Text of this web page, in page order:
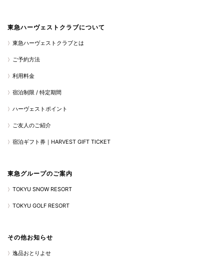
東急ハーヴェストクラブについて
東急ハーヴェストクラブとは
ご予約方法
利用料金
宿泊制限 / 特定期間
ハーヴェストポイント
ご友人のご紹介
宿泊ギフト券｜HARVEST GIFT TICKET
東急グループのご案内
TOKYU SNOW RESORT
TOKYU GOLF RESORT
その他お知らせ
逸品おとりよせ